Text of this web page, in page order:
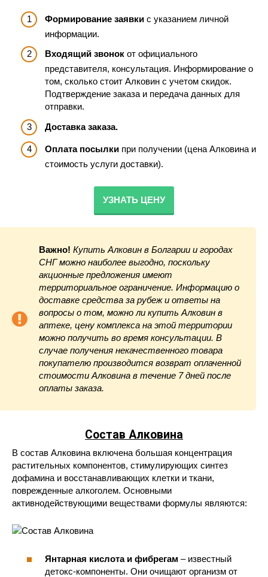
Формирование заявки с указанием личной
информации.
Входящий звонок от официального
представителя, консультация. Информирование о
том, сколько стоит Алковин с учетом скидок.
Подтверждение заказа и передача данных для
отправки.
Доставка заказа.
Оплата посылки при получении (цена Алковина и
стоимость услуги доставки).
УЗНАТЬ ЦЕНУ
Важно! Купить Алковин в Болгарии и городах
СНГ можно наиболее выгодно, поскольку
акционные предложения имеют
территориальное ограничение. Информацию о
доставке средства за рубеж и ответы на
вопросы о том, можно ли купить Алковин в
аптеке, цену комплекса на этой территории
можно получить во время консультации. В
случае получения некачественного товара
покупателю производится возврат оплаченной
стоимости Алковина в течение 7 дней после
оплаты заказа.
Состав Алковина
В состав Алковина включена большая концентрация
растительных компонентов, стимулирующих синтез
дофамина и восстанавливающих клетки и ткани,
поврежденные алкоголем. Основными
активнодействующими веществами формулы являются:
Янтарная кислота и фибрегам – известный
детокс-компоненты. Они очищают организм от